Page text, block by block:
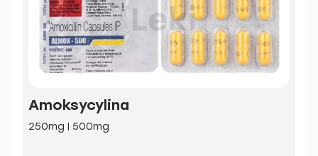
Amoksycylina
250mg | 500mg